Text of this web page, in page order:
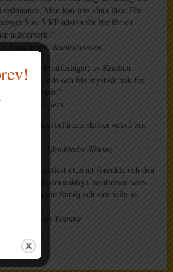
spännande. Man kan inte sluta läsa. För
5 av 5 KP nästan för lite för ett
mästerverk.”
Rasmusson, Kamratposten
(Lilla Piratförlaget) av Kristina
är en spännande och lite mystisk bok för
9 år och uppåt.”
Tufvesson, Allers
lysande deckarförfattare skriver också bra
Gustavsson, Aftonbladet Söndag
skriver lättläst utan att förenkla och den
och spökhistorieaktiga berättelsen vävs
en historia om familj och samhälle av
Borås Tidning
recensioner